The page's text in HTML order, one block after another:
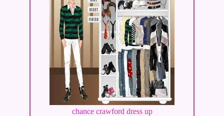
chance crawford dress up